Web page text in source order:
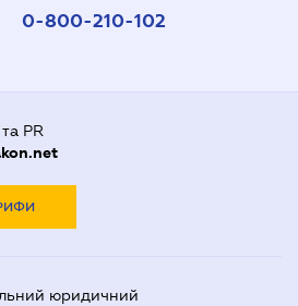
0-800-210-102
PR
юридичний